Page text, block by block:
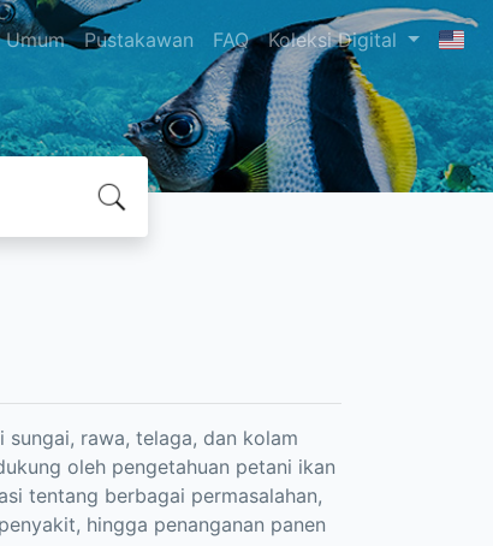
Umum Pustakawan FAQ Koleksi Digital
rawa, telaga, dan kolam
oleh pengetahuan petani ikan
tentang berbagai permasalahan,
hingga penanganan panen